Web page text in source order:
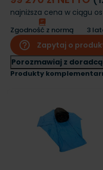
najniższa cena w ciągu
Zgodność z normą 3
help_outline
Zapytaj o
Porozmawiaj z doradcą
Produkty